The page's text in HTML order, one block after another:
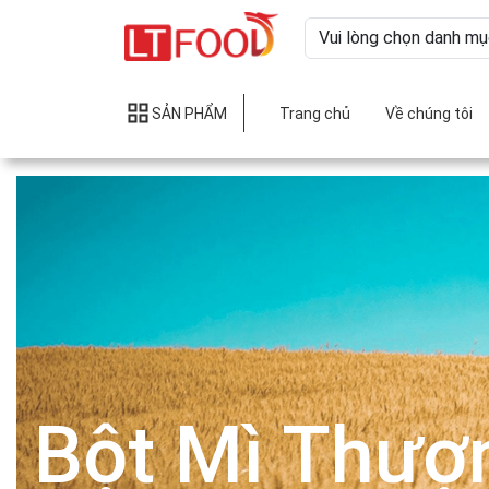
SẢN PHẨM Trang chủ Về chúng tôi
Bột Mì